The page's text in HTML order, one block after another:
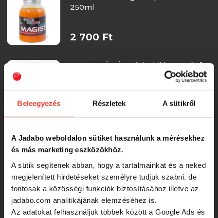
Beleegyezés Részletek A sütikről
A Jadabo weboldalon sütiket használunk a mérésekhez
és más marketing eszközökhöz.
A sütik segítenek abban, hogy a tartalmainkat és a neked
megjelenített hirdetéseket személyre tudjuk szabni, de
fontosak a közösségi funkciók biztosításához illetve az
jadabo.com analitikájának elemzéséhez is.
Az adatokat felhasználjuk többek között a Google Ads és
250ml
2 700 Ft
HALDORÁDÓ SpéciAdditive - Csípős
2 490 Ft
SBS Method Feeder Liquid Natural
250 Ml
RRP: 2 490 Ft
2 290 Ft
SBS Method Feeder Liquid Ace
Lobworm 250 Ml